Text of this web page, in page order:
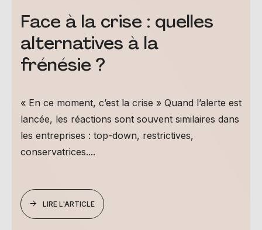
QUI SOMMES-NOUS ?
Face à la crise : quelles
alternatives à la
frénésie ?
« En ce moment, c’est la crise » Quand l’alerte est
lancée, les réactions sont souvent similaires dans
les entreprises : top-down, restrictives,
conservatrices....
LIRE L'ARTICLE